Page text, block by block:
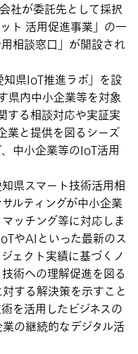
社が委託先として採択
ト 活用促進事業」の一
相談窓口」が開設され
県IoT推進ラボ」を設
県内中小企業等を対象
する相談対応や実証実
業と提供を図るシーズ
中小企業等のIoT活用
県スマート技術活用相
ルティングが中小企業
ッチング等に対応しま
やAIといった最新のス
ェクト実績に基づくノ
術への理解促進を図る
する解決策を示すこと
を活用したビジネスの
の継続的なデジタル活